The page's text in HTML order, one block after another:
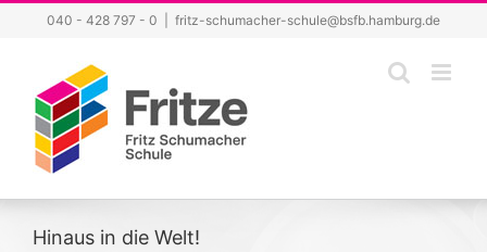
springen
040 - 428 797 - 0 fritz-schumacher-schule@bsfb.hamburg.de
Hinaus in die Welt!